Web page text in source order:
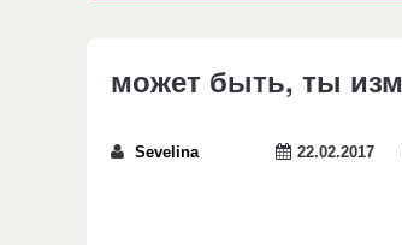
может быть, ты
Sevelina 22.02.2017